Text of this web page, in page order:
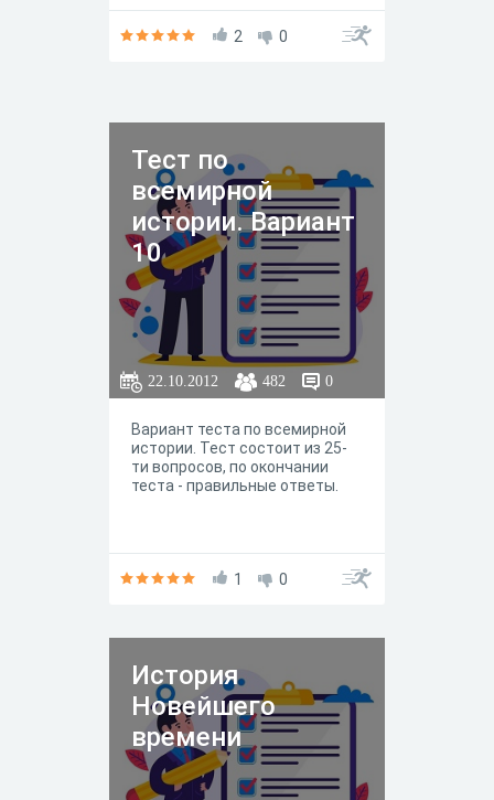
2 0
Тест по
всемирной
истории. Вариант
10
22.10.2012 482 0
Вариант теста по всемирной
истории. Тест состоит из 25-
ти вопросов, по окончании
теста - правильные ответы.
1 0
История
Новейшего
времени